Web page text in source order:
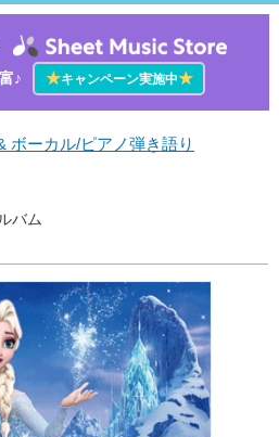
♪
★キャンペーン実施中★
ボーカル/ピアノ弾き語り
バム